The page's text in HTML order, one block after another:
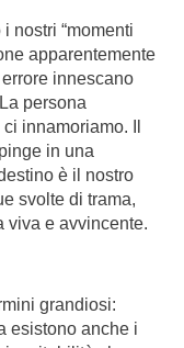
nostri “momenti
apparentemente
innescano
persona
innamoriamo. Il
in una
è il nostro
svolte di trama,
viva e avvincente.
grandiosi:
esistono anche i